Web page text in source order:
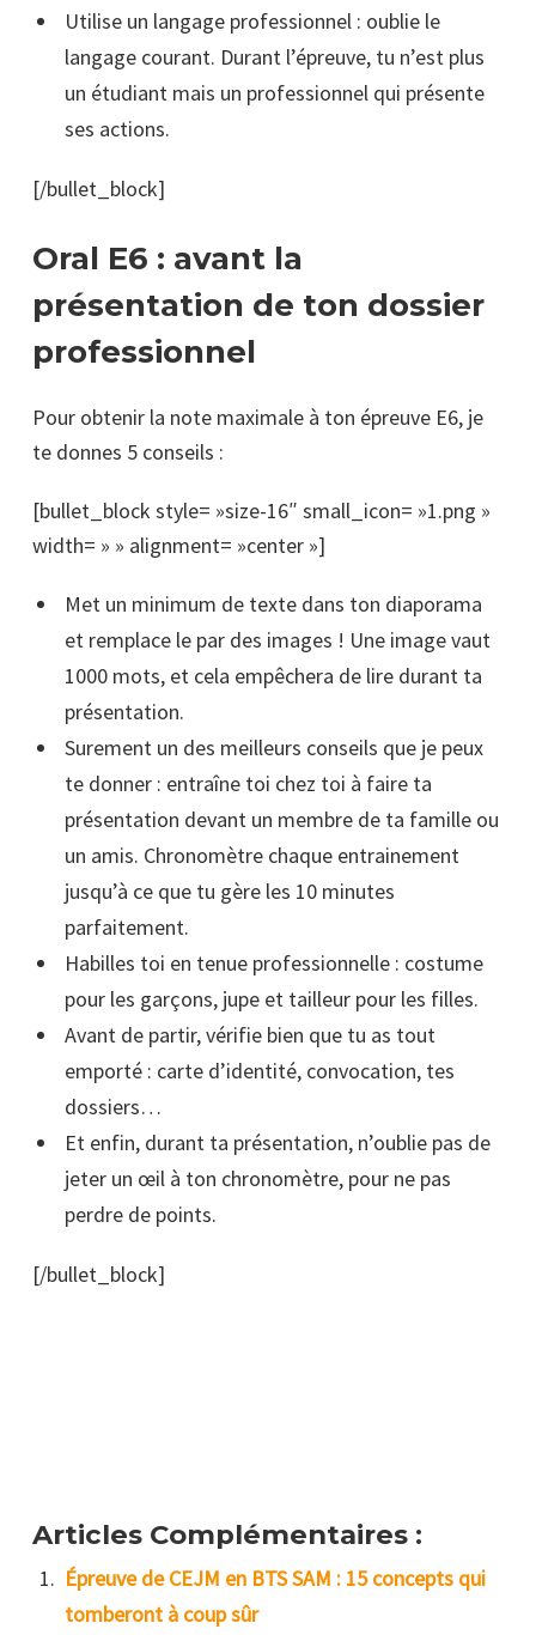
Utilise un langage professionnel : oublie le
langage courant. Durant l’épreuve, tu n’est plus
un étudiant mais un professionnel qui présente
ses actions.
[/bullet_block]
Oral E6 : avant la
présentation de ton dossier
professionnel
Pour obtenir la note maximale à ton épreuve E6, je
te donnes 5 conseils :
[bullet_block style= »size-16″ small_icon= »1.png »
width= » » alignment= »center »]
Met un minimum de texte dans ton diaporama
et remplace le par des images ! Une image vaut
1000 mots, et cela empêchera de lire durant ta
présentation.
Surement un des meilleurs conseils que je peux
te donner : entraîne toi chez toi à faire ta
présentation devant un membre de ta famille ou
un amis. Chronomètre chaque entrainement
jusqu’à ce que tu gère les 10 minutes
parfaitement.
Habilles toi en tenue professionnelle : costume
pour les garçons, jupe et tailleur pour les filles.
Avant de partir, vérifie bien que tu as tout
emporté : carte d’identité, convocation, tes
dossiers…
Et enfin, durant ta présentation, n’oublie pas de
jeter un œil à ton chronomètre, pour ne pas
perdre de points.
[/bullet_block]
Articles Complémentaires :
Épreuve de CEJM en BTS SAM : 15 concepts qui
tomberont à coup sûr